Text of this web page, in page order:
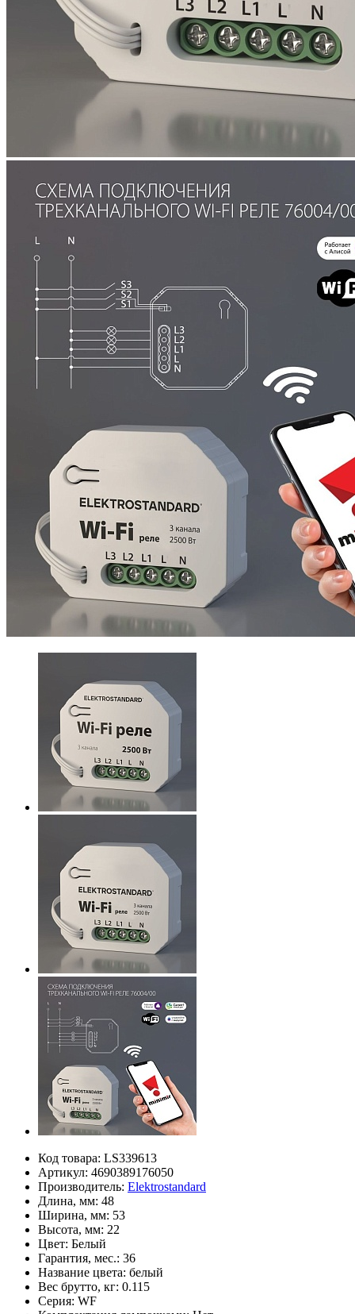
Код товара: LS339613
Артикул: 4690389176050
Производитель: Elektrostandard
Длина, мм: 48
Ширина, мм: 53
Высота, мм: 22
Цвет: Белый
Гарантия, мес.: 36
Название цвета: белый
Вес брутто, кг: 0.115
Серия: WF